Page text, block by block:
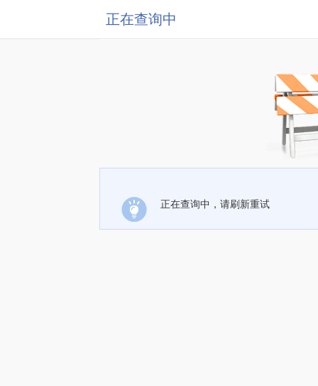
正在查询中
正在查询中，请刷新重试